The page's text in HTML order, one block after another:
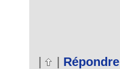
Répondre